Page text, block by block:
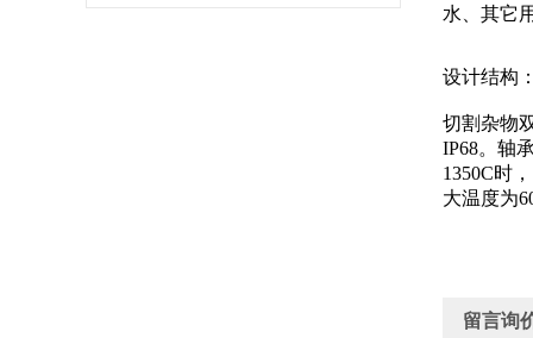
水、其它
设计结构：
切割杂物
IP68。轴
1350C时
大温度为
留言询